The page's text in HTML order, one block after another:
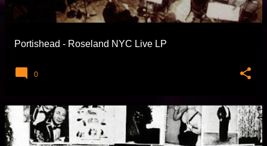
Portishead - Roseland NYC Live LP
0